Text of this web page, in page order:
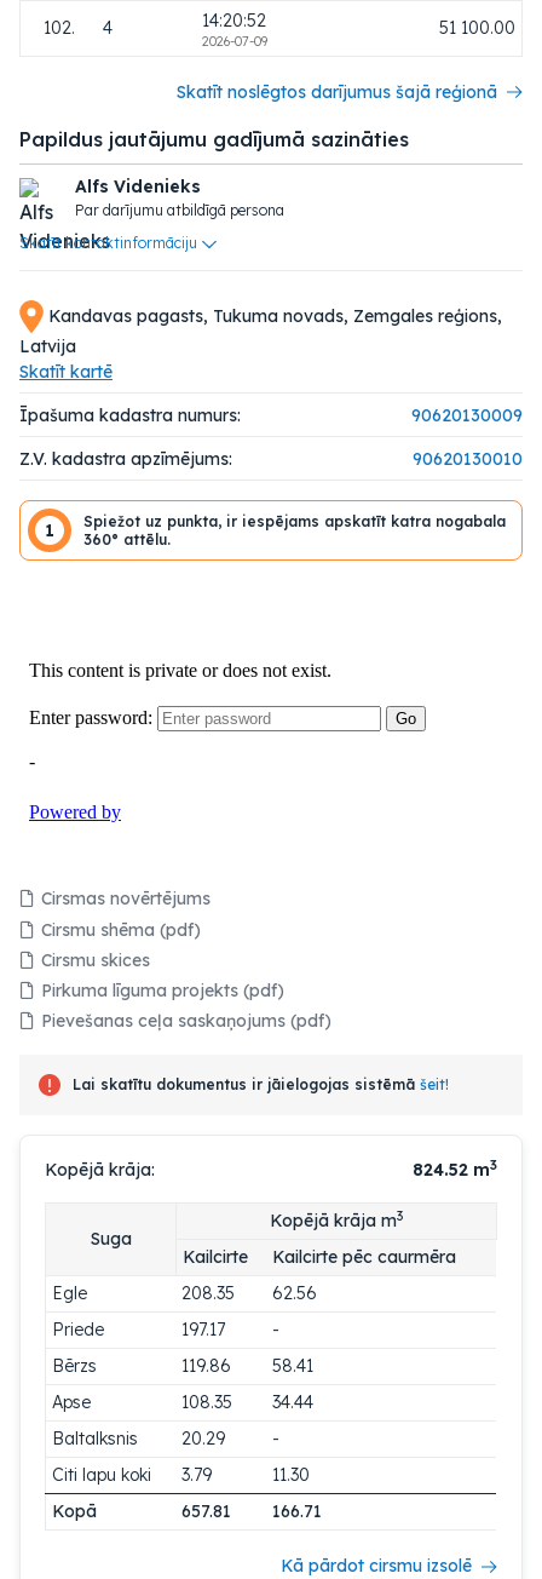
Kandavas pagasts, Tukuma novads, Zemgales reģions,
Latvija
Skatīt kartē
Īpašuma kadastra numurs:
90620130009
Z.V. kadastra apzīmējums:
90620130010
1
Spiežot uz punkta, ir iespējams apskatīt katra nogabala
360° attēlu.
Cirsmas novērtējums
Cirsmu shēma (pdf)
Cirsmu skices
Pirkuma līguma projekts (pdf)
Pievešanas ceļa saskaņojums (pdf)
Lai skatītu dokumentus ir jāielogojas sistēmā šeit!
Kopējā krāja: 824.52 m3
Suga
Kopējā krāja m3
Kailcirte
Kailcirte pēc caurmēra
Egle
208.35
62.56
Priede
197.17
-
Bērzs
119.86
58.41
Apse
108.35
34.44
Baltalksnis
20.29
-
Citi lapu koki
3.79
11.30
Kopā
657.81 166.71
Kā pārdot cirsmu izsolē
102. 4 14:20:52
2026-07-09
51 100.00
Skatīt noslēgtos darījumus šajā reģionā
Papildus jautājumu gadījumā sazināties
Alfs Videnieks
Par darījumu atbildīgā persona
Skatīt kontaktinformāciju